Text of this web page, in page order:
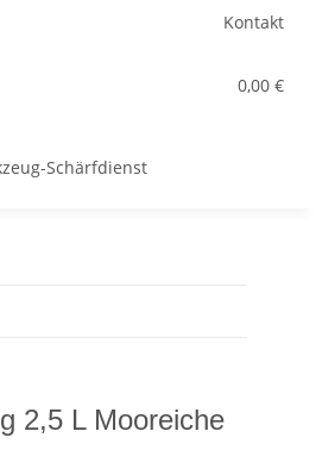
Kontakt
0,00 €
Schärfdienst
2,5 L Mooreiche